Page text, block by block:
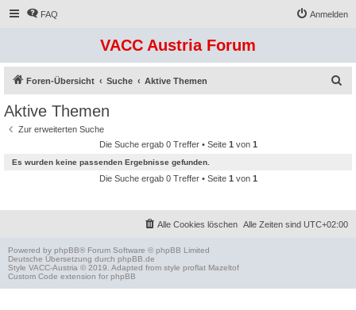
FAQ Anmelden
VACC Austria Forum
Foren-Übersicht Suche Aktive Themen
Aktive Themen
Zur erweiterten Suche
Die Suche ergab 0 Treffer • Seite 1 von 1
Es wurden keine passenden Ergebnisse gefunden.
Die Suche ergab 0 Treffer • Seite 1 von 1
Alle Zeiten sind UTC+02:00
Alle Cookies löschen
Powered by phpBB® Forum Software © phpBB Limited
Deutsche Übersetzung durch phpBB.de
Style VACC-Austria © 2019. Adapted from style proflat Mazeltof
Custom Code extension for phpBB